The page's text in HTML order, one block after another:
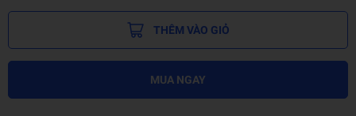
THÊM VÀO GIỎ
MUA NGAY